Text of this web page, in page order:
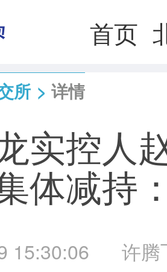
首页
所 > 详情
实控人
体减持
15:30:06 许腾